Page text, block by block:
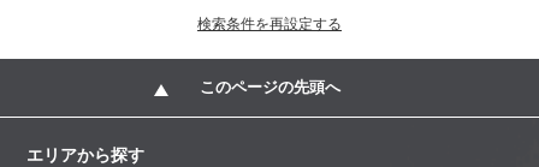
検索条件を再設定する
このページの先頭へ
エリアから探す